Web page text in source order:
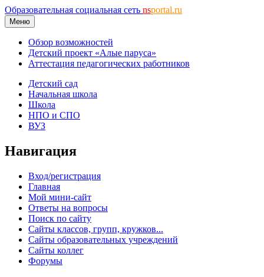
Образовательная социальная сеть nsportal.ru
Меню
Обзор возможностей
Детский проект «Алые паруса»
Аттестация педагогических работников
Детский сад
Начальная школа
Школа
НПО и СПО
ВУЗ
Навигация
Вход/регистрация
Главная
Мой мини-сайт
Ответы на вопросы
Поиск по сайту
Сайты классов, групп, кружков...
Сайты образовательных учреждений
Сайты коллег
Форумы